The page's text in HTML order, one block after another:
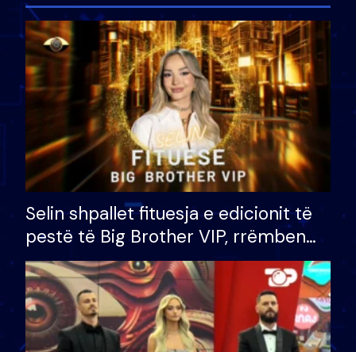
Selin shpallet fituesja e edicionit të
pestë të Big Brother VIP, rrëmben
çmimin e madh prej 100 mijë eurosh